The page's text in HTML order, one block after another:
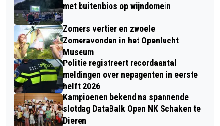
met buitenbios op wijndomein
Zomers vertier en zwoele
Zomeravonden in het Openlucht
Museum
Politie registreert recordaantal
meldingen over nepagenten in eerste
helft 2026
Kampioenen bekend na spannende
slotdag DataBalk Open NK Schaken te
Dieren